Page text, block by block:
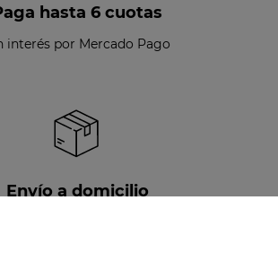
hasta 6 cuotas
interés por Mercado Pago
Envío a domicilio